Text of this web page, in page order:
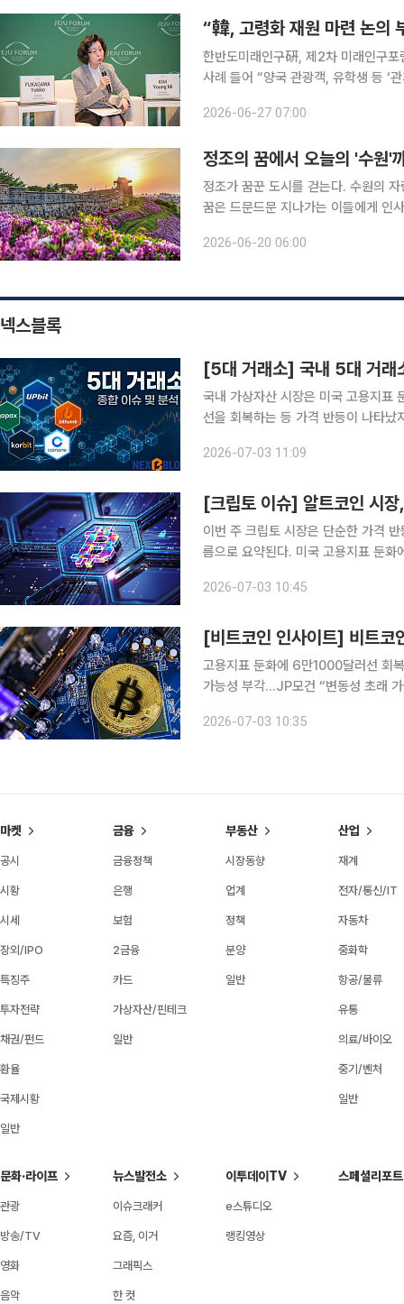
한반도미래인구硏, 제2차 미래인구포럼 개최 후카가와 유키코 와세다대 교수, 日
사례 들어 “양국 관광객, 유학생 등 ‘관계 인구’ 확대 시 2억 명 수준 팽창 가능” 한국이 초고령사회
대학교 교수는 24일 제2차 미래인구
2026-06-27 07:00
정조의 꿈에서 오늘의 '수원'
정조가 꿈꾼 도시를 걷는다. 수원의
꿈은 드문드문 지나가는 이들에게 인
절을 만난다. “과인은 사도세자
2026-06-20 06:00
넥스블록
국내 가상자산 시장은 미국 고용지표
선을 회복하는 등 가격 반등이 나타났
고 움직였지만, 공통적으로는 거래 둔
2026-07-03 11:09
[크립토 이슈] 알트코인 시
이번 주 크립토 시장은 단순한 가격
름으로 요약된다. 미국 고용지표 둔
재평가의 핵심 변수로 떠올랐다. 여기
2026-07-03 10:45
고용지표 둔화에 6만1000달러선 회
가능성 부각…JP모건 “변동성 초래
인은 6만1235달러, 9448만4113원
2026-07-03 10:35
마켓
공시
시황
시세
장외/IPO
특징주
투자전략
채권/펀드
환율
국제시황
일반
금융
금융정책
은행
보험
2금융
카드
가상자산/핀테크
일반
부동산
시장동향
업계
정책
분양
일반
산업
재계
전자/통신/IT
자동차
중화학
항공/물류
유통
의료/바이오
중기/벤처
일반
문화·라이프
관광
방송/TV
영화
음악
뉴스발전소
이슈크래커
요즘, 이거
그래픽스
한 컷
이투데이TV
e스튜디오
랭킹영상
스페셜리포트